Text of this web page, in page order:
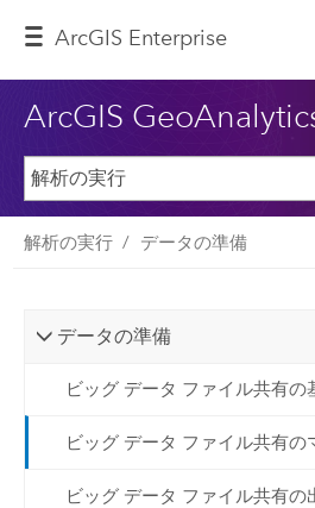
ArcGIS Enterprise
ArcGIS
解析の実行 データの準備
データの準備
ビッグ データ ファイル共有の
ビッグ データ ファイル共有の
ビッグ データ ファイル共有の